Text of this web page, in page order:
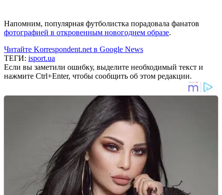
Напомним, популярная футболистка порадовала фанатов
фотографией в откровенным новогоднем образе.
Читайте Korrespondent.net в Google News
ТЕГИ: isport.ua
Если вы заметили ошибку, выделите необходимый текст и
нажмите Ctrl+Enter, чтобы сообщить об этом редакции.